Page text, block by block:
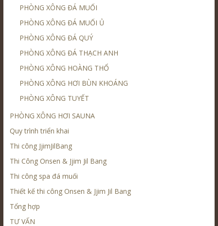
PHÒNG XÔNG ĐÁ MUỐI
PHÒNG XÔNG ĐÁ MUỐI Ủ
PHÒNG XÔNG ĐÁ QUÝ
PHÒNG XÔNG ĐÁ THẠCH ANH
PHÒNG XÔNG HOÀNG THỔ
PHÒNG XÔNG HƠI BÙN KHOÁNG
PHÒNG XÔNG TUYẾT
PHÒNG XÔNG HƠI SAUNA
Quy trình triển khai
Thi công JjimJilBang
Thi Công Onsen & Jjim Jil Bang
Thi công spa đá muối
Thiết kế thi công Onsen & Jjim Jil Bang
Tổng hợp
TƯ VẤN